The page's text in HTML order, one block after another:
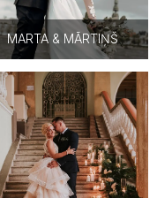
MARTA & MĀRTIŅŠ